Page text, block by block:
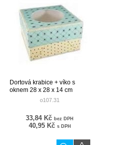
Dortová krabice + víko s
oknem 28 x 28 x 14 cm
o107.31
33,84 Kč bez DPH
40,95 Kč s DPH